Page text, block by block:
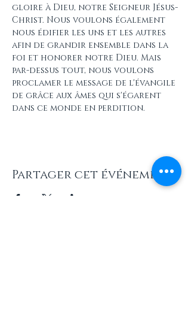
gloire à Dieu, notre Seigneur Jésus-
Christ. Nous voulons également
nous édifier les uns et les autres
afin de grandir ensemble dans la
foi et honorer notre Dieu. Mais
par-dessus tout, nous voulons
proclamer le message de l'évangile
de grâce aux âmes qui s'égarent
dans ce monde en perdition.
Partager cet événement